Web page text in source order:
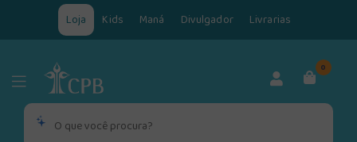
Loja Kids Maná Divulgador Livrarias
0